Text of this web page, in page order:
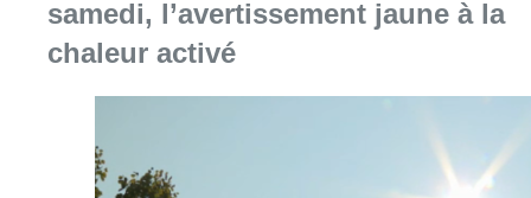
08 août 2026Consulter l'article "Météo: du soleil et